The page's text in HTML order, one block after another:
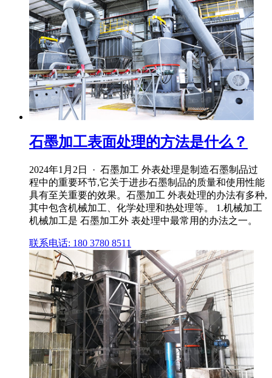
石墨加工表面处理的方法是什么？
2024年1月2日 · 石墨加工 外表处理是制造石墨制品过
程中的重要环节,它关于进步石墨制品的质量和使用性能
具有至关重要的效果。石墨加工 外表处理的办法有多种,
其中包含机械加工、化学处理和热处理等。 1.机械加工
机械加工是 石墨加工外 表处理中最常用的办法之一。
联系电话: 180 3780 8511